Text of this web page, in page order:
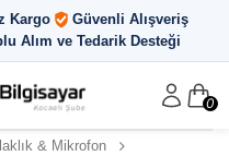
Kargo
Güvenli Alışveriş
Alım ve Tedarik Desteği
0
& Mikrofon